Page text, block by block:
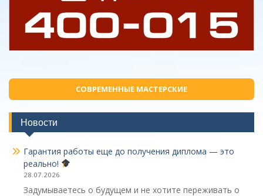
СОВРЕМЕННЫЕ МАСТЕРСКИЕ
Новости
Гарантия работы еще до получения диплома — это
реально!
28.07.2026
Задумываетесь о будущем и не хотите переживать о